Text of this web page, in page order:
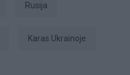
Rusija
karas Ukrainoje